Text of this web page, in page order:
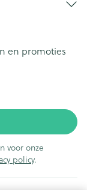
en promoties
voor onze
policy.